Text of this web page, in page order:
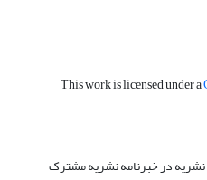
This work is licensed under a
نشریه در خبرنامه نشریه مشترک